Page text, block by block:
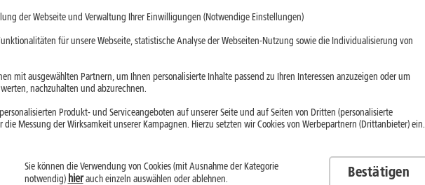
nutzen:
greifen aber je
ein. Der
prüfst
der Webseite und Verwaltung Ihrer Einwilligungen (Notwendige Einstellungen)
für unsere Webseite, statistische Analyse der Webseiten-Nutzung sowie die Individualisierung von
mit ausgewählten Partnern, um Ihnen personalisierte Inhalte passend zu Ihren Interessen anzuzeigen oder um
nachzuhalten und abzurechnen.
Produkt- und Serviceangeboten auf unserer Seite und auf Seiten von Dritten (personalisierte
Messung der Wirksamkeit unserer Kampagnen. Hierzu setzten wir Cookies von Werbepartnern (Drittanbieter) ein.
Sie können die Verwendung von Cookies (mit Ausnahme der Kategorie
notwendig) hierauch einzeln auswählen oder ablehnen. Bestätigen